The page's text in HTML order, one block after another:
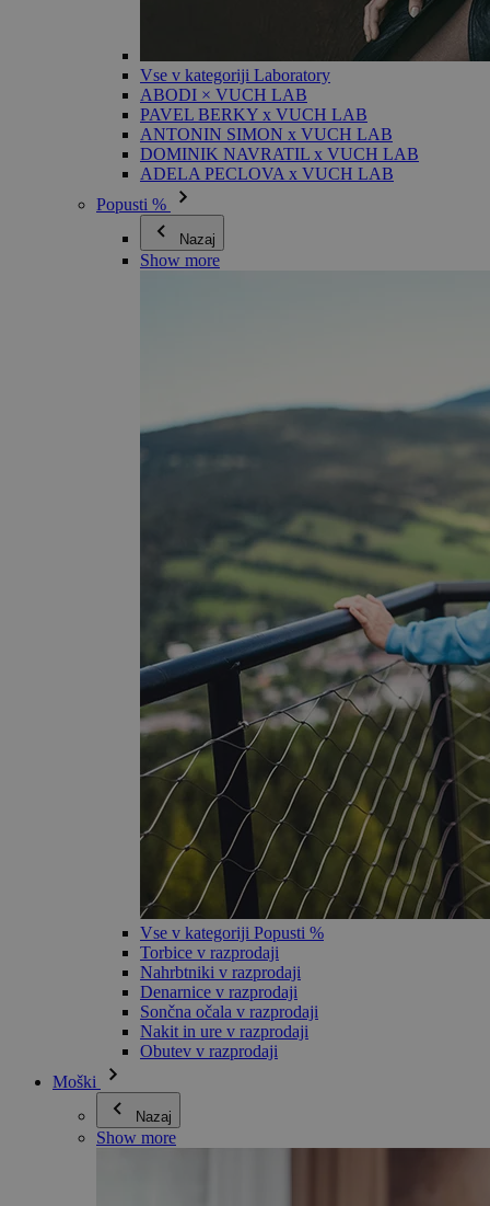
Vse v kategoriji Laboratory
ABODI × VUCH LAB
PAVEL BERKY x VUCH LAB
ANTONIN SIMON x VUCH LAB
DOMINIK NAVRATIL x VUCH LAB
ADELA PECLOVA x VUCH LAB
Popusti %
Nazaj
Show more
Vse v kategoriji Popusti %
Torbice v razprodaji
Nahrbtniki v razprodaji
Denarnice v razprodaji
Sončna očala v razprodaji
Nakit in ure v razprodaji
Obutev v razprodaji
Moški
Nazaj
Show more